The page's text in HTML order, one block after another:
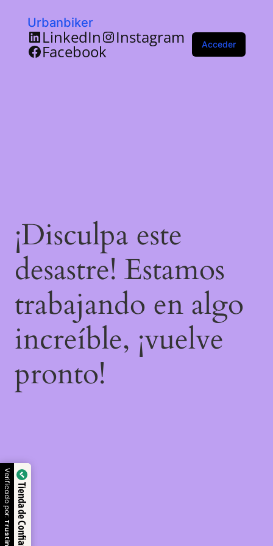
Urbanbiker
LinkedIn Instagram
Facebook Acceder
¡Disculpa este
desastre! Estamos
trabajando en algo
increíble, ¡vuelve
pronto!
Tienda de Confianza
Verificado por: